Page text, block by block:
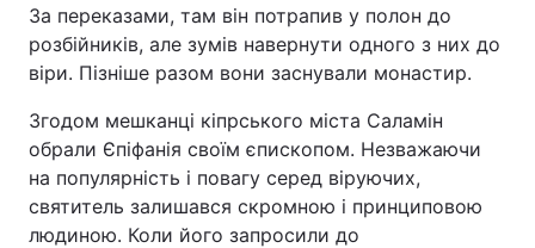
За переказами, там він потрапив у полон до
розбійників, але зумів навернути одного з них до
віри. Пізніше разом вони заснували монастир.
Згодом мешканці кіпрського міста Саламін
обрали Єпіфанія своїм єпископом. Незважаючи
на популярність і повагу серед віруючих,
святитель залишався скромною і принциповою
людиною. Коли його запросили до